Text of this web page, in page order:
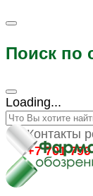
Поиск по
Loading...
Контакты
+7 701